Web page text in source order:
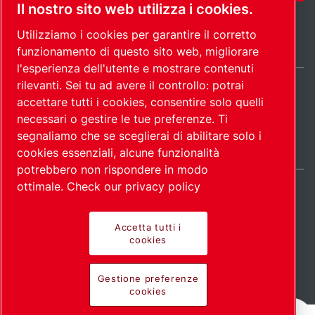
Mappa del
sito
Gestione preferenze
cookies
© 2026
Copyright.
Italy / IT
Prodotti all'avanguardia.
Applicazione con
Il nostro sito web utilizza i cookies.
Utilizziamo i cookies per garantire il corretto
funzionamento di questo sito web, migliorare
l'esperienza dell'utente e mostrare contenuti
rilevanti. Sei tu ad avere il controllo: potrai
accettare tutti i cookies, consentire solo quelli
necessari o gestire le tue preferenze. Ti
segnaliamo che se sceglierai di abilitare solo i
cookies essenziali, alcune funzionalità
potrebbero non rispondere in modo
ottimale. Check our privacy policy
Accetta tutti i
cookies
Gestione preferenze
cookies